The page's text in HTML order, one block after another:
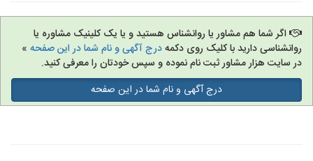
اگر شما هم مشاور یا روانشناس هستید و یا یک کلینیک مشاوره یا
روانشناسی دارید با کلیک روی دکمهدرج آگهی و نام شما در این صفحه »
در سایت هزار مشاور ثبت نام نموده و سپس خودتان را معرفی کنید.
درج آگهی و نام شما در این صفحه